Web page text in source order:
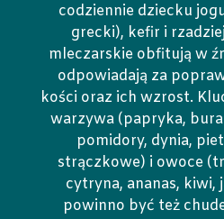
codziennie dziecku
grecki), kefir i
mleczarskie obfitują w
odpowiadają za
kości oraz ich wzrost.
warzywa (papryka,
pomidory, dynia,
strączkowe) i owoce
cytryna, ananas, kiwi,
powinno być też